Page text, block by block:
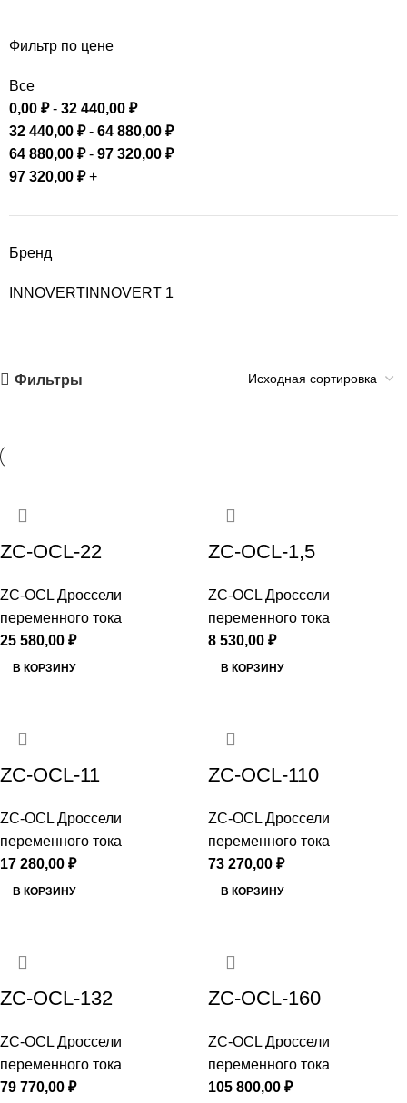
Фильтр по цене
Все
0,00 ₽- 32 440,00 ₽
32 440,00 ₽- 64 880,00 ₽
64 880,00 ₽- 97 320,00 ₽
97 320,00 ₽+
Бренд
INNOVERT INNOVERT 1
Фильтры
ZC-OCL-22
ZC-OCL Дроссели
переменного тока
25 580,00 ₽
В КОРЗИНУ
ZC-OCL-1,5
ZC-OCL Дроссели
переменного тока
8 530,00 ₽
В КОРЗИНУ
ZC-OCL-11
ZC-OCL Дроссели
переменного тока
17 280,00 ₽
В КОРЗИНУ
ZC-OCL-110
ZC-OCL Дроссели
переменного тока
73 270,00 ₽
В КОРЗИНУ
ZC-OCL-132
ZC-OCL Дроссели
переменного тока
79 770,00 ₽
ZC-OCL-160
ZC-OCL Дроссели
переменного тока
105 800,00 ₽